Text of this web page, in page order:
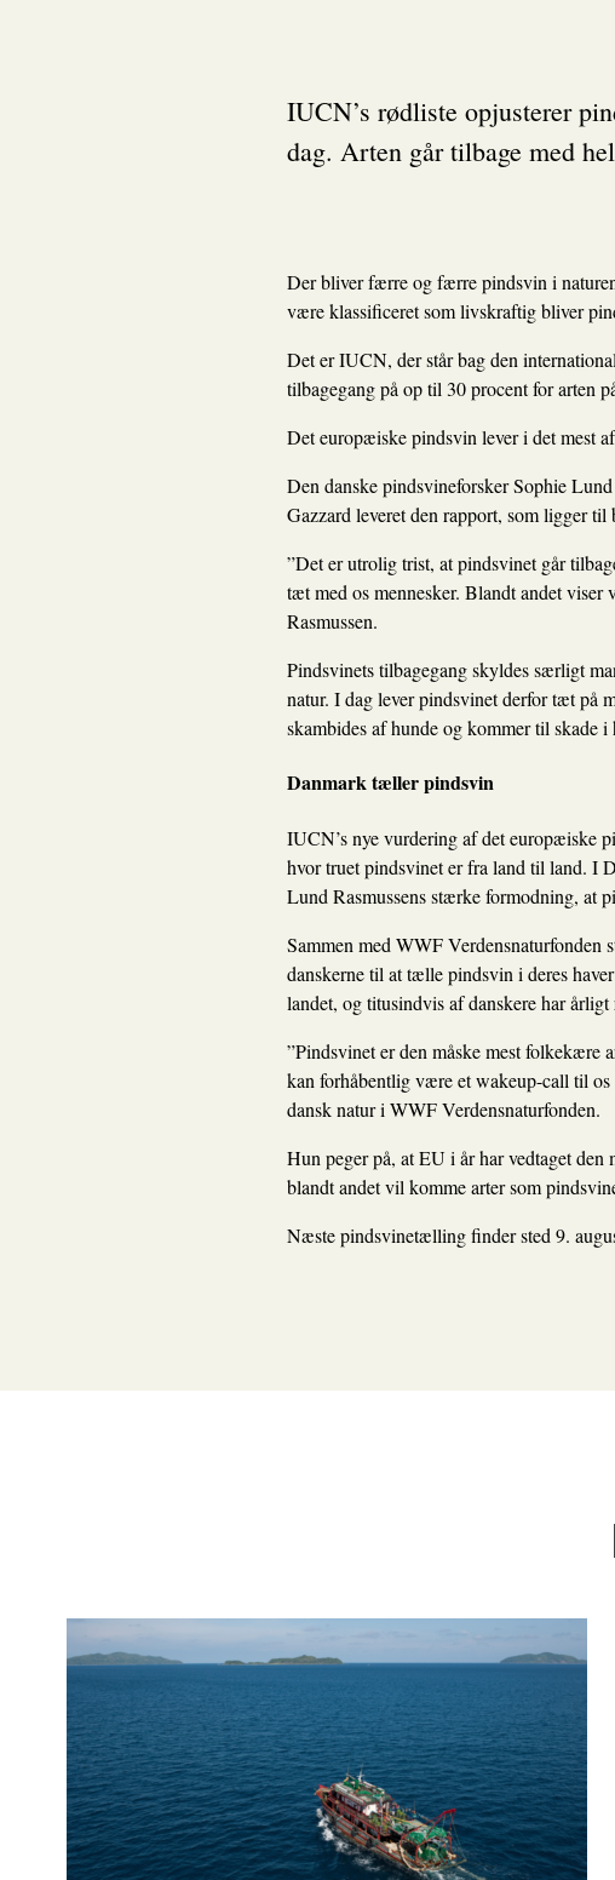
IUCN’s rødliste opjusterer
dag. Arten går tilbage med
Der bliver færre og færre pindsvin i
være klassificeret som livskraftig bliver
Det erIUCN, der står bag den
tilbagegang på op til 30 procent for arten
Det europæiske pindsvin lever i det mest
Den danske pindsvineforsker Sophie
Gazzard leveret den rapport, som ligger
”Det er utrolig trist, at pindsvinet går
tæt med os mennesker. Blandt andet viser
Rasmussen.
Pindsvinets tilbagegang skyldes særligt
natur. I dag lever pindsvinet derfor tæt på
skambides af hunde og kommer til skade
Danmark tæller pindsvin
IUCN’s nye vurdering af det europæiske
hvor truet pindsvinet er fra land til land. I
Lund Rasmussens stærke formodning, at
Sammen med WWF Verdensnaturfonden
danskerne til at tælle pindsvin i deres
landet, og titusindvis af danskere har
”Pindsvinet er den måske mest folkekære
kan forhåbentlig være et wakeup-call til
dansk natur i WWF Verdensnaturfonden.
Hun peger på, at EU i år har vedtaget
blandt andet vil komme arter som
Næste pindsvinetælling finder sted 9.